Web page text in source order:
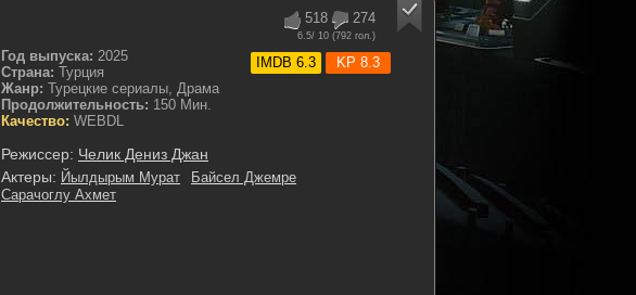
518 274
6.5/ 10 (792 гол.)
IMDB 6.3 KP 8.3
Год выпуска: 2025
Страна: Турция
Жанр: Турецкие сериалы, Драма
Продолжительность: 150 Мин.
Качество: WEBDL
Режиссер: Челик Дениз Джан
Актеры: Йылдырым Мурат
Байсел Джемре
Сарачоглу Ахмет